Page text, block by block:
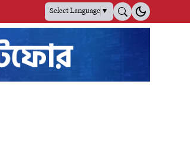
Select Language▼